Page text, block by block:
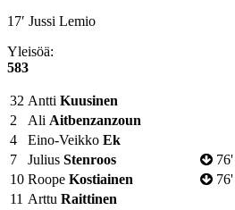
17′ Jussi Lemio
Yleisöä:
583
32 Antti Kuusinen
2
Ali Aitbenzanzoun
4
Eino-Veikko Ek
7
Julius Stenroos
76'
10 Roope Kostiainen
76'
11 Arttu Raittinen